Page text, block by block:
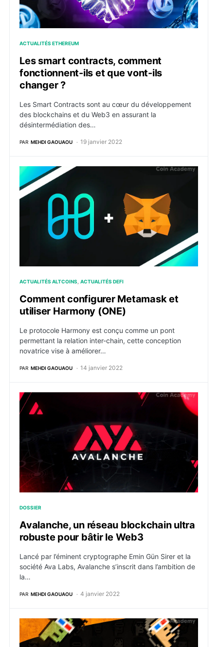
ACTUALITÉS ETHEREUM
Les smart contracts, comment
fonctionnent-ils et que vont-ils
changer ?
Les Smart Contracts sont au cœur du développement
des blockchains et du Web3 en assurant la
désintermédiation des…
PAR MEHDI GAOUAOU 19 janvier 2022
Comment configurer Metamask et utiliser Harmony
ACTUALITÉS ALTCOINS ACTUALITÉS DEFI
Comment configurer Metamask et
utiliser Harmony (ONE)
Le protocole Harmony est conçu comme un pont
permettant la relation inter-chain, cette conception
novatrice vise à améliorer…
PAR MEHDI GAOUAOU 14 janvier 2022
Avalanche, un réseau blockchain ultra robuste pour
DOSSIER
Avalanche, un réseau blockchain ultra
robuste pour bâtir le Web3
Lancé par l’éminent cryptographe Emin Gün Sirer et la
société Ava Labs, Avalanche s’inscrit dans l’ambition de
la…
PAR MEHDI GAOUAOU 4 janvier 2022
Les CryptoPunks, la révolution NFT aux 10 000